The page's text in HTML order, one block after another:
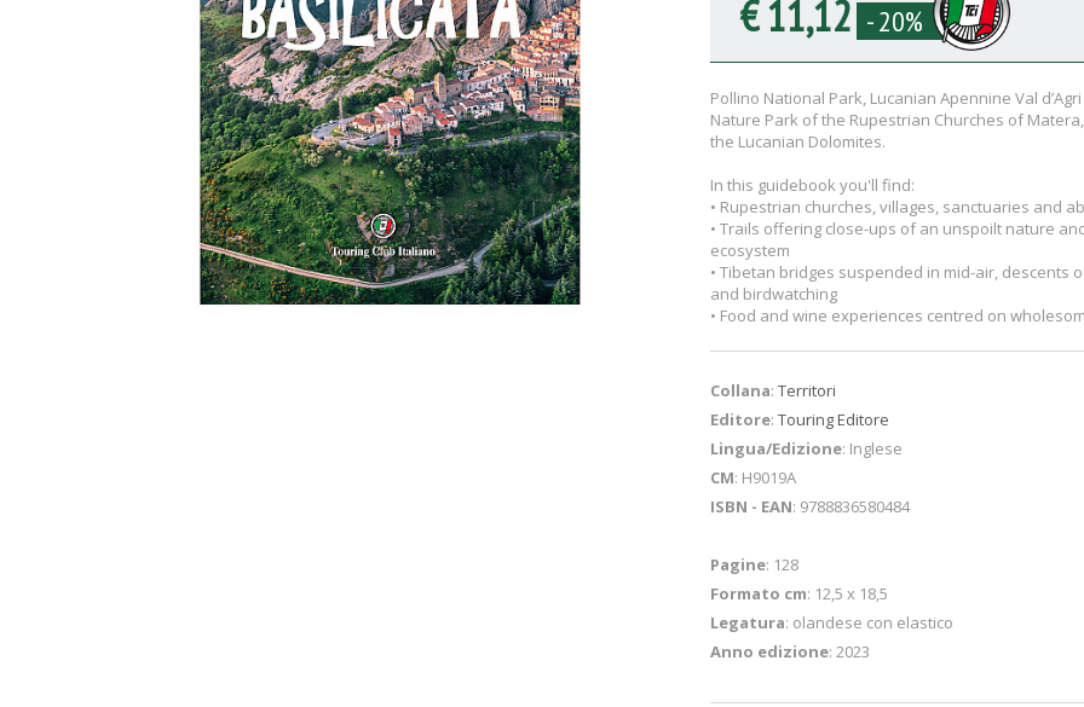
€ 11,12 - 20%
Pollino National Park, Lucanian Apennine Val
Nature Park of the Rupestrian Churches of
the Lucanian Dolomites.
In this guidebook you'll find:
• Rupestrian churches, villages, sanctuaries and
• Trails offering close-ups of an unspoilt nature
ecosystem
• Tibetan bridges suspended in mid-air, descents
and birdwatching
• Food and wine experiences centred on
Collana: Territori
Editore: Touring Editore
Lingua/Edizione: Inglese
CM: H9019A
ISBN - EAN: 9788836580484
Pagine: 128
Formato cm: 12,5 x 18,5
Legatura: olandese con elastico
Anno edizione: 2023